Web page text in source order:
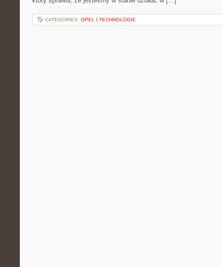
CATEGORIES: OPEL I TECHNOLOGIE